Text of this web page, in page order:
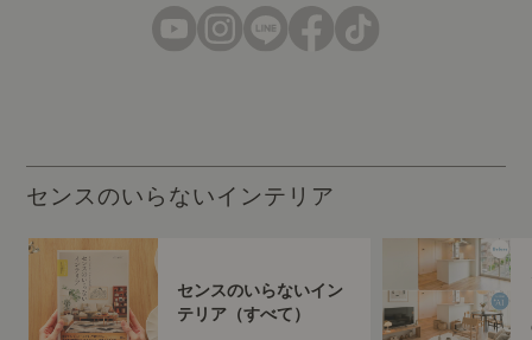
センスのいらないインテリア
センスのいらないイン
テリア（すべて）